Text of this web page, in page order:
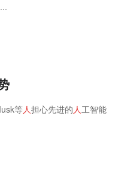
等人担心先进的人工智能